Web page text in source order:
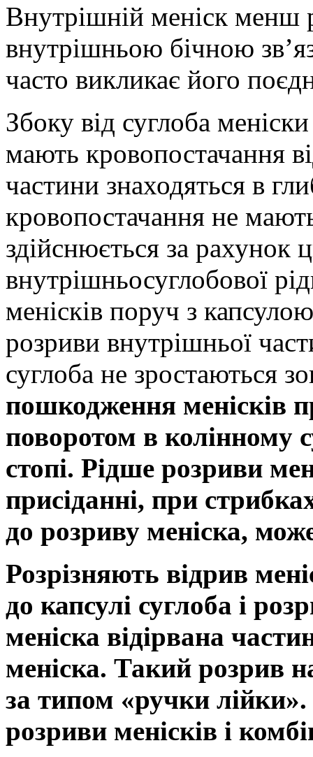
Внутрішній меніск менш
внутрішньою бічною
часто викликає його
Збоку від суглоба
мають кровопостачання
частини знаходяться в
кровопостачання не
здійснюється за рахунок
внутрішньосуглобової
менісків поруч з
розриви внутрішньої
суглоба не зростаються
пошкодження менісків
поворотом в колінному
стопі. Рідше розриви
присіданні, при
до розриву меніска,
Розрізняють відрив
до капсулі суглоба і
меніска відірвана
меніска. Такий розрив
за типом «ручки
розриви менісків і